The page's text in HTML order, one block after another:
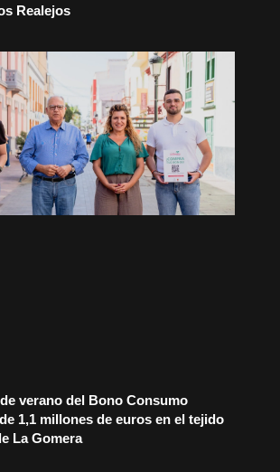
Realejos
verano del Bono Consumo
1,1 millones de euros en el tejido
La Gomera